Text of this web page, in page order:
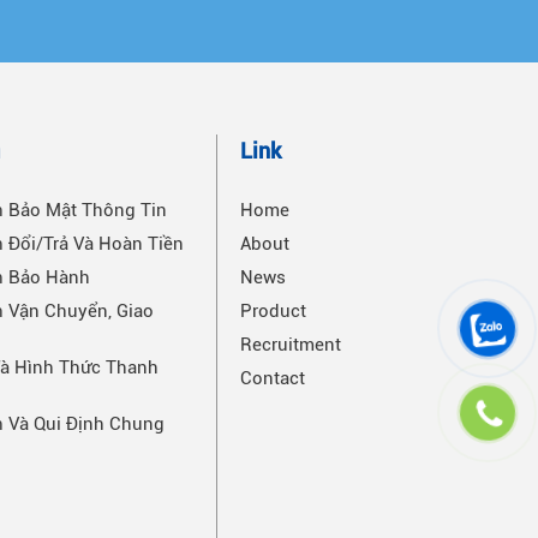
Bảo Mật Thông Tin
Đổi/Trả Và Hoàn Tiền
Bảo Hành
Vận Chuyển, Giao
Hình Thức Thanh
Và Qui Định Chung
Link
Home
About
News
Product
Recruitment
Contact